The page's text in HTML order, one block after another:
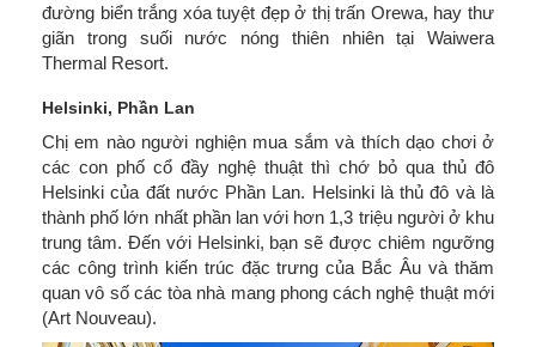
đường biển trắng xóa tuyệt đẹp ở thị trấn Orewa, hay thư
giãn trong suối nước nóng thiên nhiên tại Waiwera
Thermal Resort.
Helsinki, Phần Lan
Chị em nào người nghiện mua sắm và thích dạo chơi ở
các con phố cổ đầy nghệ thuật thì chớ bỏ qua thủ đô
Helsinki của đất nước Phần Lan. Helsinki là thủ đô và là
thành phố lớn nhất phần lan với hơn 1,3 triệu người ở khu
trung tâm. Đến với Helsinki, bạn sẽ được chiêm ngưỡng
các công trình kiến trúc đặc trưng của Bắc Âu và thăm
quan vô số các tòa nhà mang phong cách nghệ thuật mới
(Art Nouveau).